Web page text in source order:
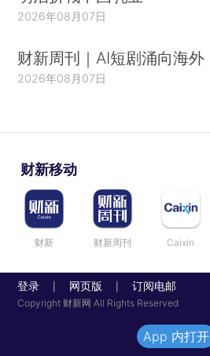
2026年08月07日
财新周刊｜AI短剧涌向海外
2026年08月07日
财新移动
财新 财新周刊 Caixin
登录 网页版 订阅电邮
Copyright 财新网 All Rights Reserved
App 内打开